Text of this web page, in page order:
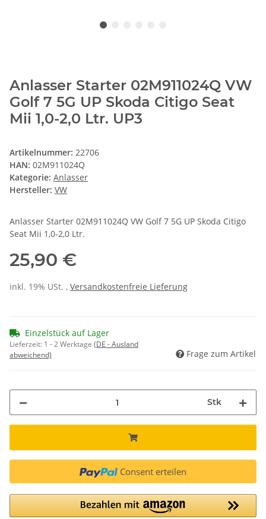
Anlasser Starter 02M911024Q VW
Golf 7 5G UP Skoda Citigo Seat
Mii 1,0-2,0 Ltr. UP3
Artikelnummer: 22706
HAN: 02M911024Q
Kategorie: Anlasser
Hersteller: VW
Anlasser Starter 02M911024Q VW Golf 7 5G UP Skoda Citigo
Seat Mii 1,0-2,0 Ltr.
25,90 €
inkl. 19% USt. , Versandkostenfreie Lieferung
Einzelstück auf Lager
Lieferzeit: 1 - 2 Werktage (DE - Ausland
abweichend)
Frage zum Artikel
Stk
Consent erteilen